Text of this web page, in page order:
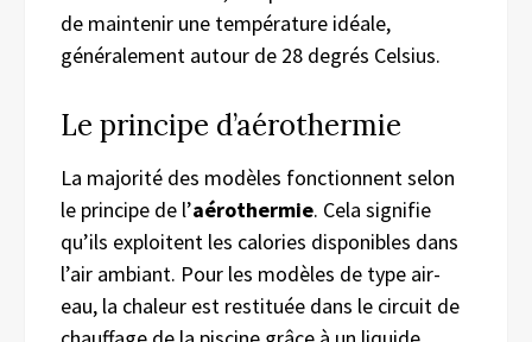
de maintenir une température idéale,
généralement autour de 28 degrés Celsius.
Le principe d’aérothermie
La majorité des modèles fonctionnent selon
le principe de l’aérothermie. Cela signifie
qu’ils exploitent les calories disponibles dans
l’air ambiant. Pour les modèles de type air-
eau, la chaleur est restituée dans le circuit de